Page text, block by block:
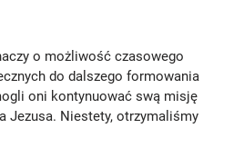
o możliwość czasowego
do dalszego formowania
oni kontynuować swą misję
Jezusa. Niestety, otrzymaliśmy